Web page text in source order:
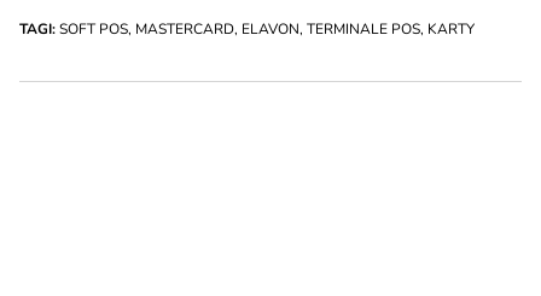
TAGI:SOFT POS, MASTERCARD, ELAVON, TERMINALE POS, KARTY